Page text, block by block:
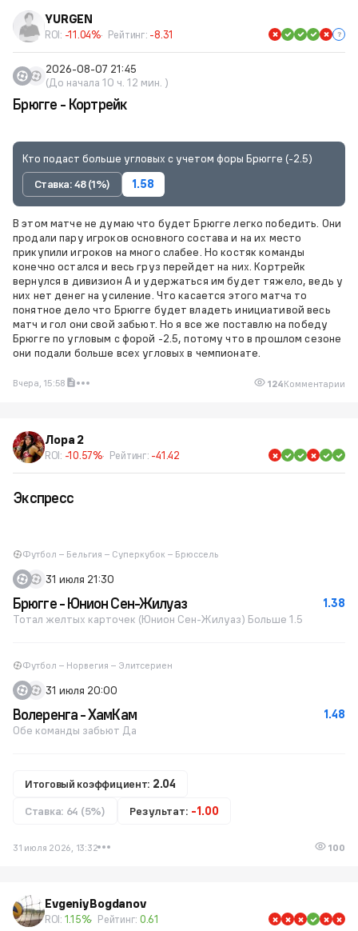
YURGEN
ROI: -11.04% Рейтинг: -8.31
2026-08-07 21:45
(До начала 10 ч. 12 мин. )
Брюгге - Кортрейк
Кто подаст больше угловых с учетом форы Брюгге (-2.5)
Ставка: 48 (1%)
1.58
В этом матче не думаю что будет Брюгге легко победить. Они
продали пару игроков основного состава и на их место
прикупили игроков на много слабее. Но костяк команды
конечно остался и весь груз перейдет на них. Кортрейк
вернулся в дивизион А и удержаться им будет тяжело, ведь у
них нет денег на усиление. Что касается этого матча то
понятное дело что Брюгге будет владеть инициативой весь
матч и гол они свой забьют. Но я все же поставлю на победу
Брюгге по угловым с форой -2.5, потому что в прошлом сезоне
они подали больше всех угловых в чемпионате.
Вчера, 15:58 124Комментарии
Лора 2
ROI: -10.57% Рейтинг: -41.42
Экспресс
Футбол – Бельгия – Суперкубок – Брюссель
31 июля 21:30
1.38
Брюгге - Юнион Сен-Жилуаз
Тотал желтых карточек (Юнион Сен-Жилуаз) Больше 1.5
Футбол – Норвегия – Элитсериен
31 июля 20:00
1.48
Волеренга - ХамКам
Обе команды забьют Да
Итоговый коэффициент: 2.04
Ставка: 64 (5%)
Результат: -1.00
31 июля 2026, 13:32 100
EvgeniyBogdanov
ROI: 1.15% Рейтинг: 0.61